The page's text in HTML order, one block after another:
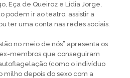
Eça de Queiroz e Lídia Jorge,
podem ir ao teatro, assistir a
ter uma conta nas redes sociais.
no meio de nós” apresenta os
membros que conseguiram
(como o indivíduo
milho depois do sexo com a